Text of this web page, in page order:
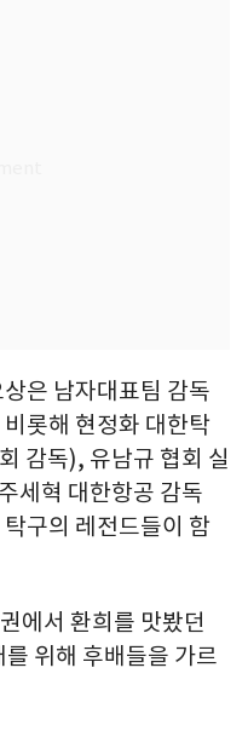
은 남자대표팀 감독
롯해 현정화 대한탁
감독), 유남규 협회 실
세혁 대한항공 감독
구의 레전드들이 함
에서 환희를 맛봤던
위해 후배들을 가르